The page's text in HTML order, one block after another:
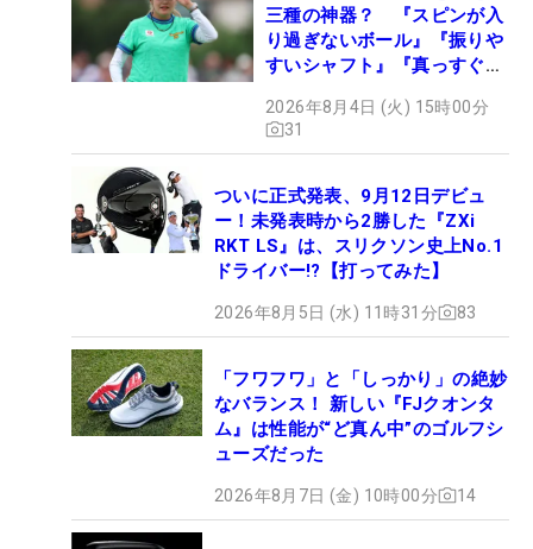
三種の神器？ 『スピンが入
り過ぎないボール』『振りや
すいシャフト』『真っすぐ飛
セッティング
2026年8月4日 (火) 15時00分
31
ついに正式発表、9月12日デビュ
ー！未発表時から2勝した『ZXi
RKT LS』は、スリクソン史上No.1
ドライバー!?【打ってみた】
2026年8月5日 (水) 11時31分 83
「フワフワ」と「しっかり」の絶妙
なバランス！ 新しい『FJクオンタ
ム』は性能が“ど真ん中”のゴルフシ
ューズだった
2026年8月7日 (金) 10時00分 14